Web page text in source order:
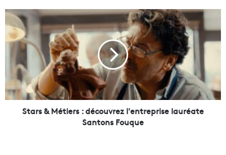
s
:
d
é
u
v
r
S
t
a
M
é
t
Stars & Métiers : découvrez l'entreprise lauréate
Santons Fouque